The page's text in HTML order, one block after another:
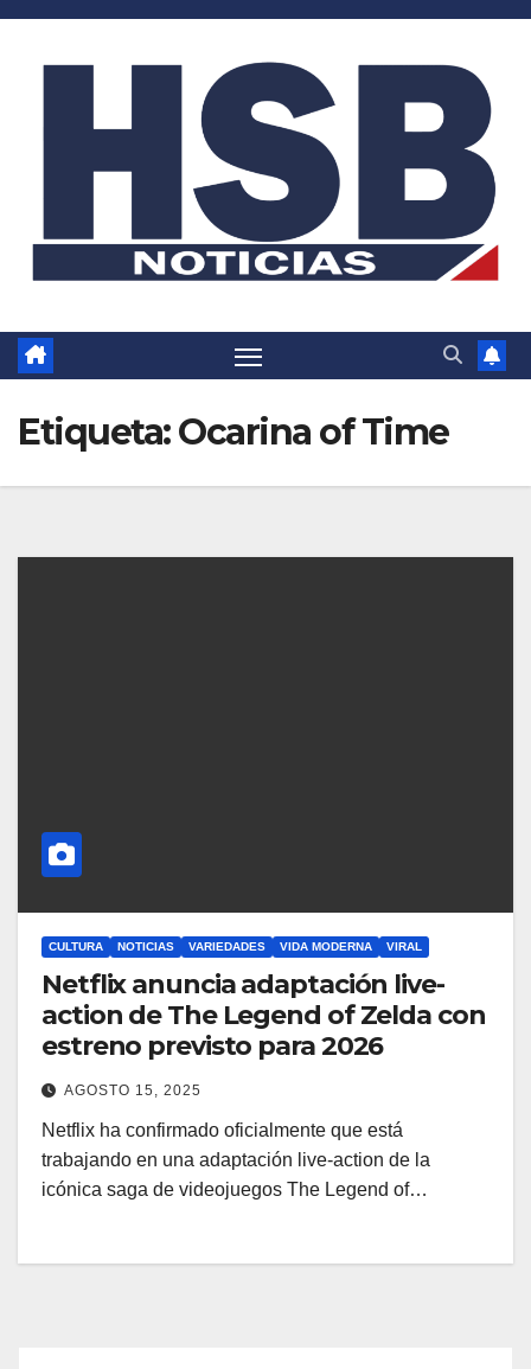
Saltar
Etiqueta:Ocarina of Time
CULTURA NOTICIAS VARIEDADES VIDA MODERNA VIRAL
Netflix anuncia adaptación live-
action de The Legend of Zelda con
estreno previsto para 2026
AGOSTO 15, 2025
Netflix ha confirmado oficialmente que está
trabajando en una adaptación live-action de la
icónica saga de videojuegos The Legend of…